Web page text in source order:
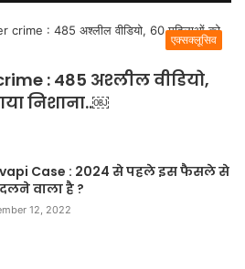
एक्सक्लूसिव
: 485 अश्लील वीडियो,
निशाना..￼
Case : 2024 से पहले इस फैसले से
वाला है ?
12, 2022